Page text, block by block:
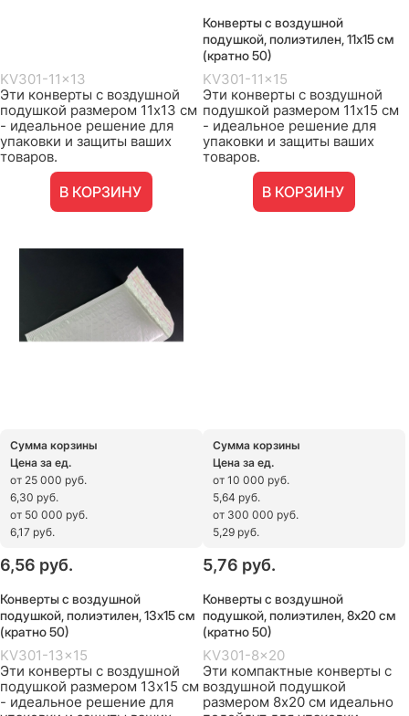
KV301-11x13
Эти конверты с воздушной
подушкой размером 11х13 см
- идеальное решение для
упаковки и защиты ваших
товаров.
В КОРЗИНУ
Конверты с воздушной
подушкой, полиэтилен, 11х15 см
(кратно 50)
KV301-11x15
Эти конверты с воздушной
подушкой размером 11х15 см
- идеальное решение для
упаковки и защиты ваших
товаров.
В КОРЗИНУ
Сумма корзины
Цена за ед.
от 25 000 руб.
6,30 руб.
от 50 000 руб.
6,17 руб.
6,56 руб.
Конверты с воздушной
подушкой, полиэтилен, 13х15 см
(кратно 50)
KV301-13x15
Эти конверты с воздушной
подушкой размером 13х15 см
- идеальное решение для
Сумма корзины
Цена за ед.
от 10 000 руб.
5,64 руб.
от 300 000 руб.
5,29 руб.
5,76 руб.
Конверты с воздушной
подушкой, полиэтилен, 8х20 см
(кратно 50)
KV301-8x20
Эти компактные конверты с
воздушной подушкой
размером 8х20 см идеально